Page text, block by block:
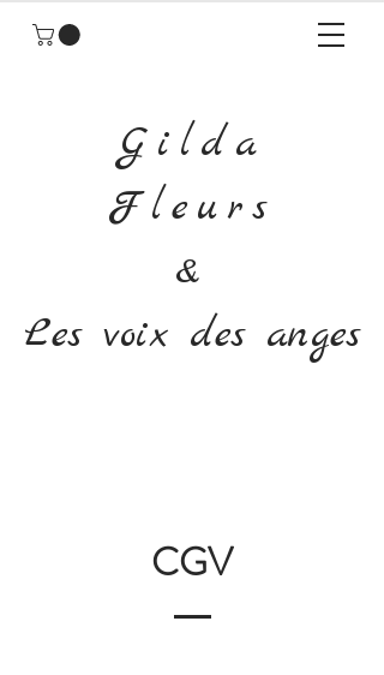
Gilda
Fleurs
&
Les voix des anges
CGV